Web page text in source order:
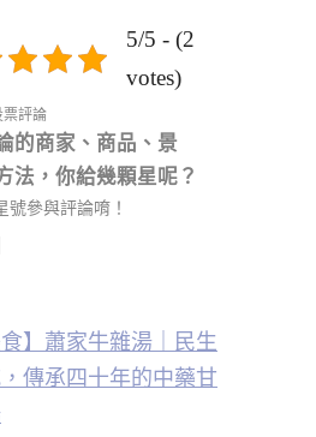
5/5 - (2
votes)
票評論
的商家、商品、景
法，你給幾顆星呢？
號參與評論唷！
食】蕭家牛雜湯｜民生
傳承四十年的中藥甘